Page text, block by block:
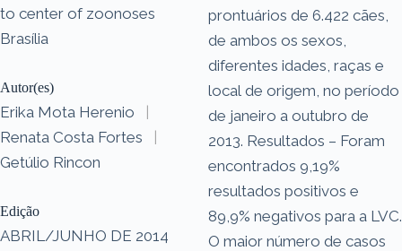
to center of zoonoses
Brasília
Autor(es)
Erika Mota Herenio
|
Renata Costa Fortes
|
Getúlio Rincon
Edição
ABRIL/JUNHO DE 2014
prontuários de 6.422 cães,
de ambos os sexos,
diferentes idades, raças e
local de origem, no período
de janeiro a outubro de
2013. Resultados – Foram
encontrados 9,19%
resultados positivos e
89,9% negativos para a LVC.
O maior número de casos